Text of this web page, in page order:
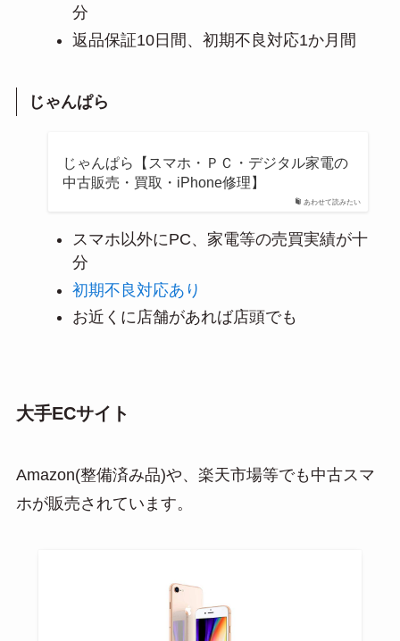
分
返品保証10日間、初期不良対応1か月間
じゃんぱら
あわせて読みたい
じゃんぱら【スマホ・ＰＣ・デジタル家電の
中古販売・買取・iPhone修理】
スマホ以外にPC、家電等の売買実績が十
分
初期不良対応あり
お近くに店舗があれば店頭でも
大手ECサイト
Amazon(整備済み品)や、楽天市場等でも中古スマ
ホが販売されています。